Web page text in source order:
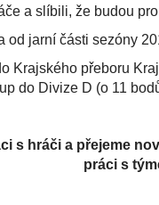
a slíbili, že budou
jarní části sezóny
Krajského přeboru
do Divize D (o 11
s hráči a přejeme
práci s